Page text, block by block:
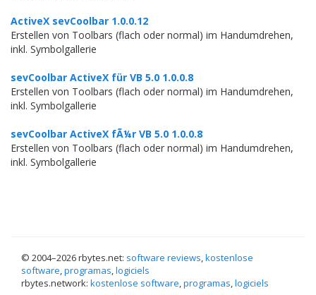
ActiveX sevCoolbar 1.0.0.12
Erstellen von Toolbars (flach oder normal) im Handumdrehen,
inkl. Symbolgallerie
sevCoolbar ActiveX für VB 5.0 1.0.0.8
Erstellen von Toolbars (flach oder normal) im Handumdrehen,
inkl. Symbolgallerie
sevCoolbar ActiveX fÃ¼r VB 5.0 1.0.0.8
Erstellen von Toolbars (flach oder normal) im Handumdrehen,
inkl. Symbolgallerie
© 2004–2026 rbytes.net: software reviews,kostenlose
software,programas,logiciels
rbytes.network: kostenlose software,programas,logiciels